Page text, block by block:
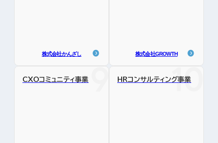
株式会社かんざし 株式会社GROWTH
CXOコミュニティ事業 HRコンサルティング事業